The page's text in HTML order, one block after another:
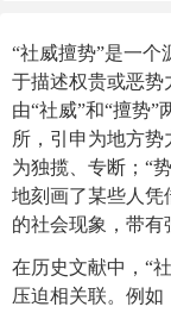
“社威擅势”是一个
于描述权贵或恶势
由“社威”和“擅势
所，引申为地方势
为独揽、专断；“
地刻画了某些人凭
的社会现象，带有
在历史文献中，“
压迫相关联。例如